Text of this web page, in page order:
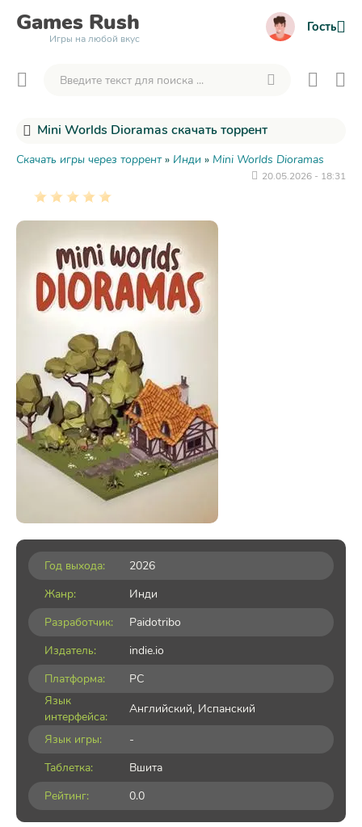
Games Rush
Игры на любой вкус
Гость
Mini Worlds Dioramas скачать торрент
Скачать игры через торрент» Инди » Mini Worlds Dioramas
20.05.2026 - 18:31
Год выхода:
2026
Жанр:
Инди
Разработчик:
Paidotribo
Издатель:
indie.io
Платформа:
PC
Язык
интерфейса:
Английский, Испанский
Язык игры:
-
Таблетка:
Вшита
Рейтинг:
0.0